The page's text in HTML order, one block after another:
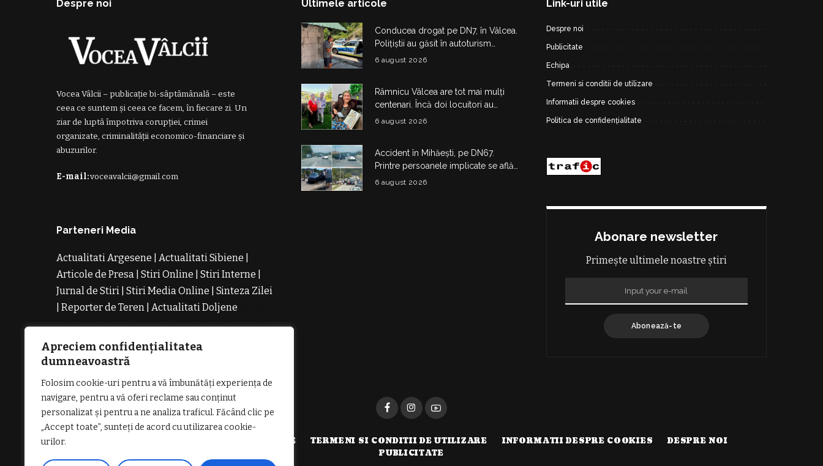
Apreciem confidențialitatea
dumneavoastră
Folosim cookie-uri pentru a vă îmbunătăți experiența de
navigare, pentru a vă oferi reclame sau conținut
personalizat și pentru a ne analiza traficul. Făcând clic pe
„Accept toate”, sunteți de acord cu utilizarea cookie-
urilor.
Despre noi
Vocea Vâlcii – publicație bi-săptămânală – este
ceea ce suntem și ceea ce facem, în fiecare zi. Un
ziar de luptă împotriva corupției, crimei
organizate, criminalității economico-financiare și
abuzurilor.
E-mail:voceavalcii@gmail.com
Parteneri Media
Actualitati Argesene Actualitati Sibiene
Articole de Presa
Stiri Online Stiri Interne
Jurnal de Stiri
Stiri Media Online
Sinteza Zilei
Reporter de Teren Actualitati Doljene
NoiRochii de RevelionRochii de BanchetRochii
de Cununie
Magazin de Rochii
Comanda Rochii de Seara
Ultimele articole
Conducea drogat pe DN7, în Vâlcea.
Polițiștii au găsit în autoturism
obiecte și substanțe suspecte
6 august 2026
Râmnicu Vâlcea are tot mai mulți
centenari. Încă doi locuitori au
împlinit 100 de ani în doar câteva zile
6 august 2026
Accident în Mihăești, pe DN67.
Printre persoanele implicate se află
și doi copii
6 august 2026
Link-uri utile
Despre noi
Publicitate
Echipa
Termeni si conditii de utilizare
Informatii despre cookies
Politica de confidențialitate
Abonare newsletter
Primește ultimele noastre știri
Abonează-te
GDPR: POLITICA DE CONFIDENȚIALITATE TERMENI SI CONDITII DE UTILIZARE INFORMATII DESPRE COOKIES
DESPRE NOI
PUBLICITATE